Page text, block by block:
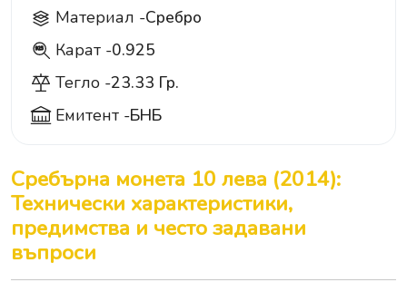
Материал -Сребро
925 Карат -0.925
Тегло -23.33 Гр.
Емитент -БНБ
Сребърна монета 10 лева (2014):
Технически характеристики,
предимства и често задавани
въпроси